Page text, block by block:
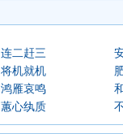
连二赶三
将机就机
鸿雁哀鸣
蕙心纨质